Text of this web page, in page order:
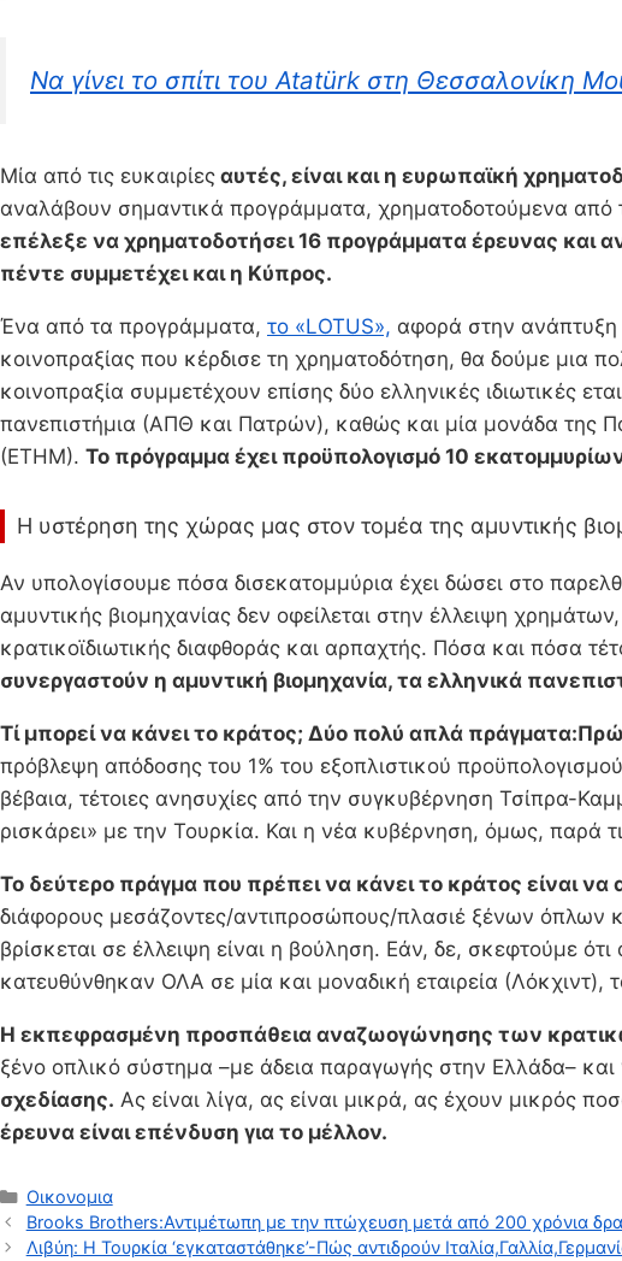
Να γίνει το σπίτι του Atatürk στη Θεσσαλονίκη
Μία από τις ευκαιρίες αυτές, είναι και η ευρωπαϊκή
αναλάβουν σημαντικά προγράμματα, χρηματοδοτούμενα από
επέλεξε να χρηματοδοτήσει 16 προγράμματα έρευνας και
πέντε συμμετέχει και η Κύπρος.
Ένα από τα προγράμματα, το «LOTUS», αφορά στην
κοινοπραξίας που κέρδισε τη χρηματοδότηση, θα δούμε μια
κοινοπραξία συμμετέχουν επίσης δύο ελληνικές ιδιωτικές
πανεπιστήμια (ΑΠΘ και Πατρών), καθώς και μία μονάδα της
(ΕΤΗΜ). Το πρόγραμμα έχει προϋπολογισμό 10
Η υστέρηση της χώρας μας στον τομέα της αμυντικής
Αν υπολογίσουμε πόσα δισεκατομμύρια έχει δώσει στο
αμυντικής βιομηχανίας δεν οφείλεται στην έλλειψη
κρατικοϊδιωτικής διαφθοράς και αρπαχτής. Πόσα και πόσα
συνεργαστούν η αμυντική βιομηχανία, τα ελληνικά
Τί μπορεί να κάνει το κράτος; Δύο πολύ απλά πράγματα:
πρόβλεψη απόδοσης του 1% του εξοπλιστικού
βέβαια, τέτοιες ανησυχίες από την συγκυβέρνηση Τσίπρα-
ρισκάρει» με την Τουρκία. Και η νέα κυβέρνηση, όμως, παρά
Το δεύτερο πράγμα που πρέπει να κάνει το κράτος είναι να
διάφορους μεσάζοντες/αντιπροσώπους/πλασιέ ξένων όπλων
βρίσκεται σε έλλειψη είναι η βούληση. Εάν, δε, σκεφτούμε
κατευθύνθηκαν ΟΛΑ σε μία και μοναδική εταιρεία
Η εκπεφρασμένη προσπάθεια αναζωογώνησης των
ξένο οπλικό σύστημα –με άδεια παραγωγής στην Ελλάδα– και
σχεδίασης. Ας είναι λίγα, ας είναι μικρά, ας έχουν μικρός
έρευνα είναι επένδυση για το μέλλον.
Κατηγορίες
Οικονομια
Brooks Brothers:Αντιμέτωπη με την πτώχευση μετά από 200 χρόνια
Λιβύη: Η Τουρκία ‘εγκαταστάθηκε’-Πώς αντιδρούν